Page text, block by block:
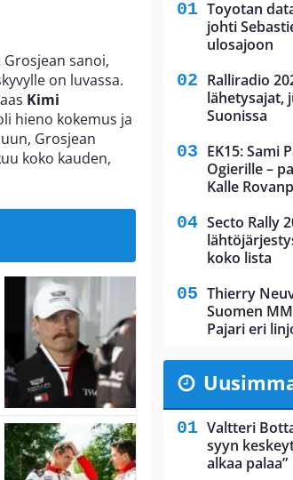
sanoi,
on luvassa.
Kimi
hieno kokemus ja
Grosjean
koko kauden,
Toyotan
johti
ulosajoon
Ralliradio
lähetysajat,
Suonissa
EK15: Sami
Ogierille –
Kalle
Secto Rally
koko lista
Thierry
Suomen
Pajari eri
Valtteri
syyn
alkaa palaa”